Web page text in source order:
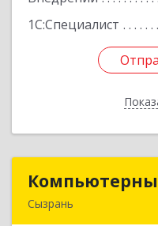
1С:Специалист
Сызрань